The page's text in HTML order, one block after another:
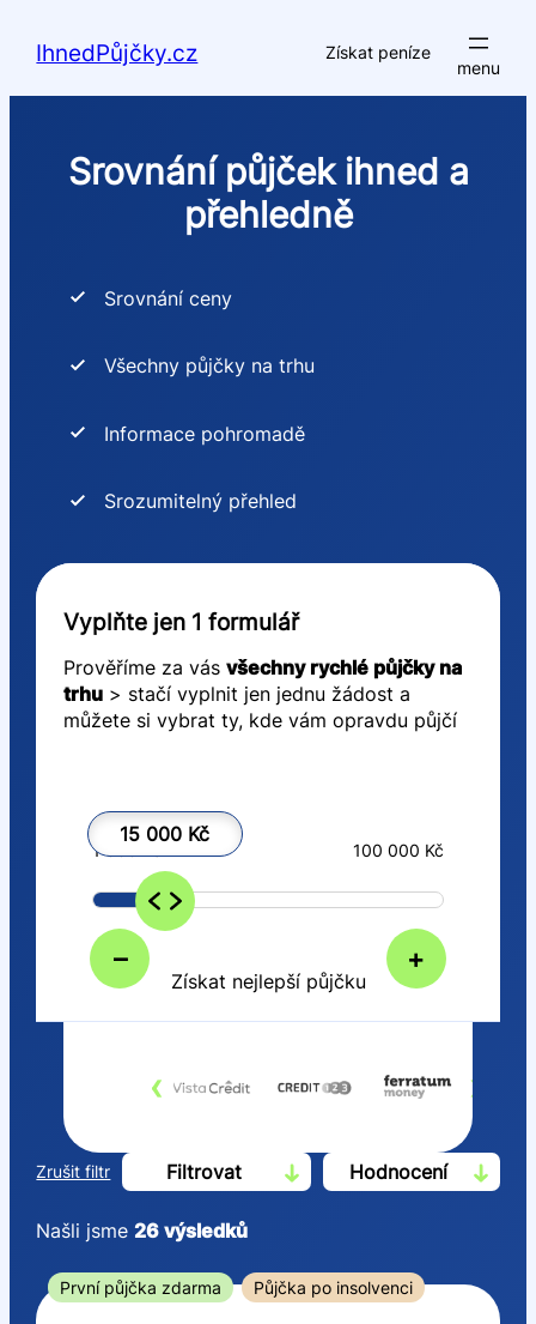
IhnedPůjčky.cz Získat peníze
Srovnání půjček ihned a
přehledně
Srovnání ceny
Všechny půjčky na trhu
Informace pohromadě
Srozumitelný přehled
Vyplňte jen 1 formulář
Prověříme za vás všechny rychlé půjčky na
trhu> stačí vyplnit jen jednu žádost a
můžete si vybrat ty, kde vám opravdu půjčí
15 000 Kč
– +
1 000 Kč 100 000 Kč
Získat nejlepší půjčku
‹ ›
Zrušit filtr Filtrovat Hodnocení
Od
Našli jsme26 výsledků
První půjčka zdarma Půjčka po insolvenci